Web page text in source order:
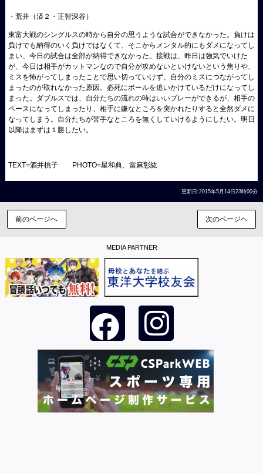
・荒井（済２・正智深谷）
東富大戦のシングルスの時から自分の思うような試合ができなかった。負けは
負けでも納得のいく負けではなくて、そこからメンタル的にもダメになってし
まい、今日の試合は全部が納得できなかった。接戦は、昨日は強気でいけた
が、今日は相手がカットマンなので自分が攻めないといけないという焦りや、
ミスを怖がってしまったことで思い切っていけず、自分のミスにつながってし
まったのが取れなかった原因。必死にボールを追いかけているだけになってし
まった。ダブルスでは、自分たちの流れの時はいいプレーができるが、相手の
ペースになってしまったり、相手に嫌なところを突かれたりすると全然ダメに
なってしまう。自分たちが苦手なところを無くしていけるようにしたい。明日
以降はまずは１勝したい。
TEXT=酒井桃子 PHOTO=星和典、當麻彰紘
更新日:2015年5月14日23時00分
前のページへ 次のページヘ
MEDIA PARTNER